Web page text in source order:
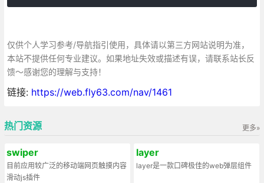
仅供个人学习参考/导航指引使用，具体请以第三方网站说明为准，
本站不提供任何专业建议。如果地址失效或描述有误，请联系站长反
馈～感谢您的理解与支持！
链接: https://web.fly63.com/nav/1461
更多»
热门资源
swiper
目前应用较广泛的移动端网页触摸内容
滑动js插件
layer
layer是一款口碑极佳的web弹层组件